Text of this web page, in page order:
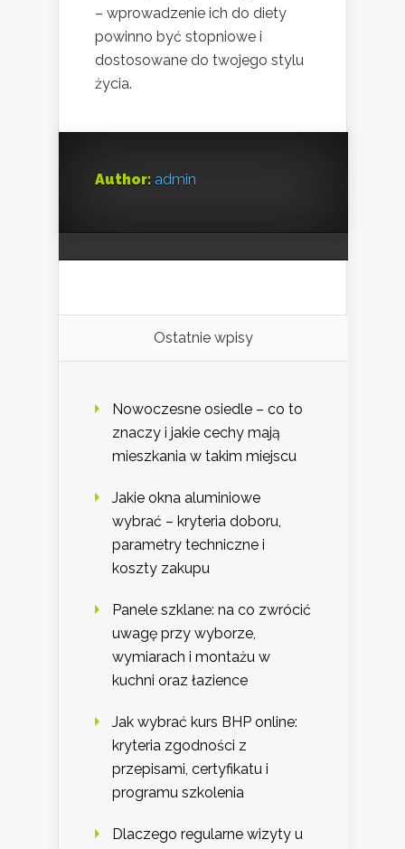
– wprowadzenie ich do diety
powinno być stopniowe i
dostosowane do twojego stylu
życia.
Author: admin
Ostatnie wpisy
Nowoczesne osiedle – co to
znaczy i jakie cechy mają
mieszkania w takim miejscu
Jakie okna aluminiowe
wybrać – kryteria doboru,
parametry techniczne i
koszty zakupu
Panele szklane: na co zwrócić
uwagę przy wyborze,
wymiarach i montażu w
kuchni oraz łazience
Jak wybrać kurs BHP online:
kryteria zgodności z
przepisami, certyfikatu i
programu szkolenia
Dlaczego regularne wizyty u